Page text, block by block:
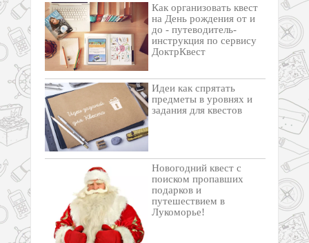
Как организовать квест
на День рождения от и
до - путеводитель-
инструкция по сервису
ДоктрКвест
Идеи как спрятать
предметы в уровнях и
задания для квестов
Новогодний квест с
поиском пропавших
подарков и
путешествием в
Лукоморье!